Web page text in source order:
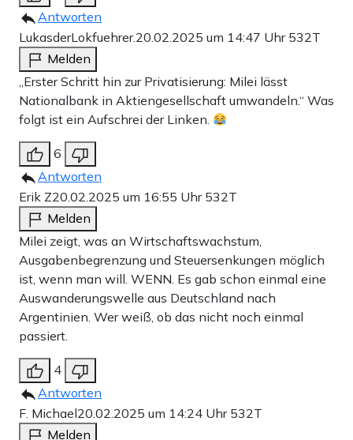
Antworten
LukasderLokfuehrer.20.02.2025 um 14:47 Uhr 532T
Melden
„Erster Schritt hin zur Privatisierung: Milei lässt
Nationalbank in Aktiengesellschaft umwandeln.“ Was
folgt ist ein Aufschrei der Linken.
6
Antworten
Erik Z20.02.2025 um 16:55 Uhr 532T
Melden
Milei zeigt, was an Wirtschaftswachstum,
Ausgabenbegrenzung und Steuersenkungen möglich
ist, wenn man will. WENN. Es gab schon einmal eine
Auswanderungswelle aus Deutschland nach
Argentinien. Wer weiß, ob das nicht noch einmal
passiert.
4
Antworten
F. Michael20.02.2025 um 14:24 Uhr 532T
Melden